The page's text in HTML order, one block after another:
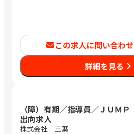
この求人に問い合わせ
詳細を見る
（障）有期／指導員／ＪＵＭ
出向求人
株式会社 三葉